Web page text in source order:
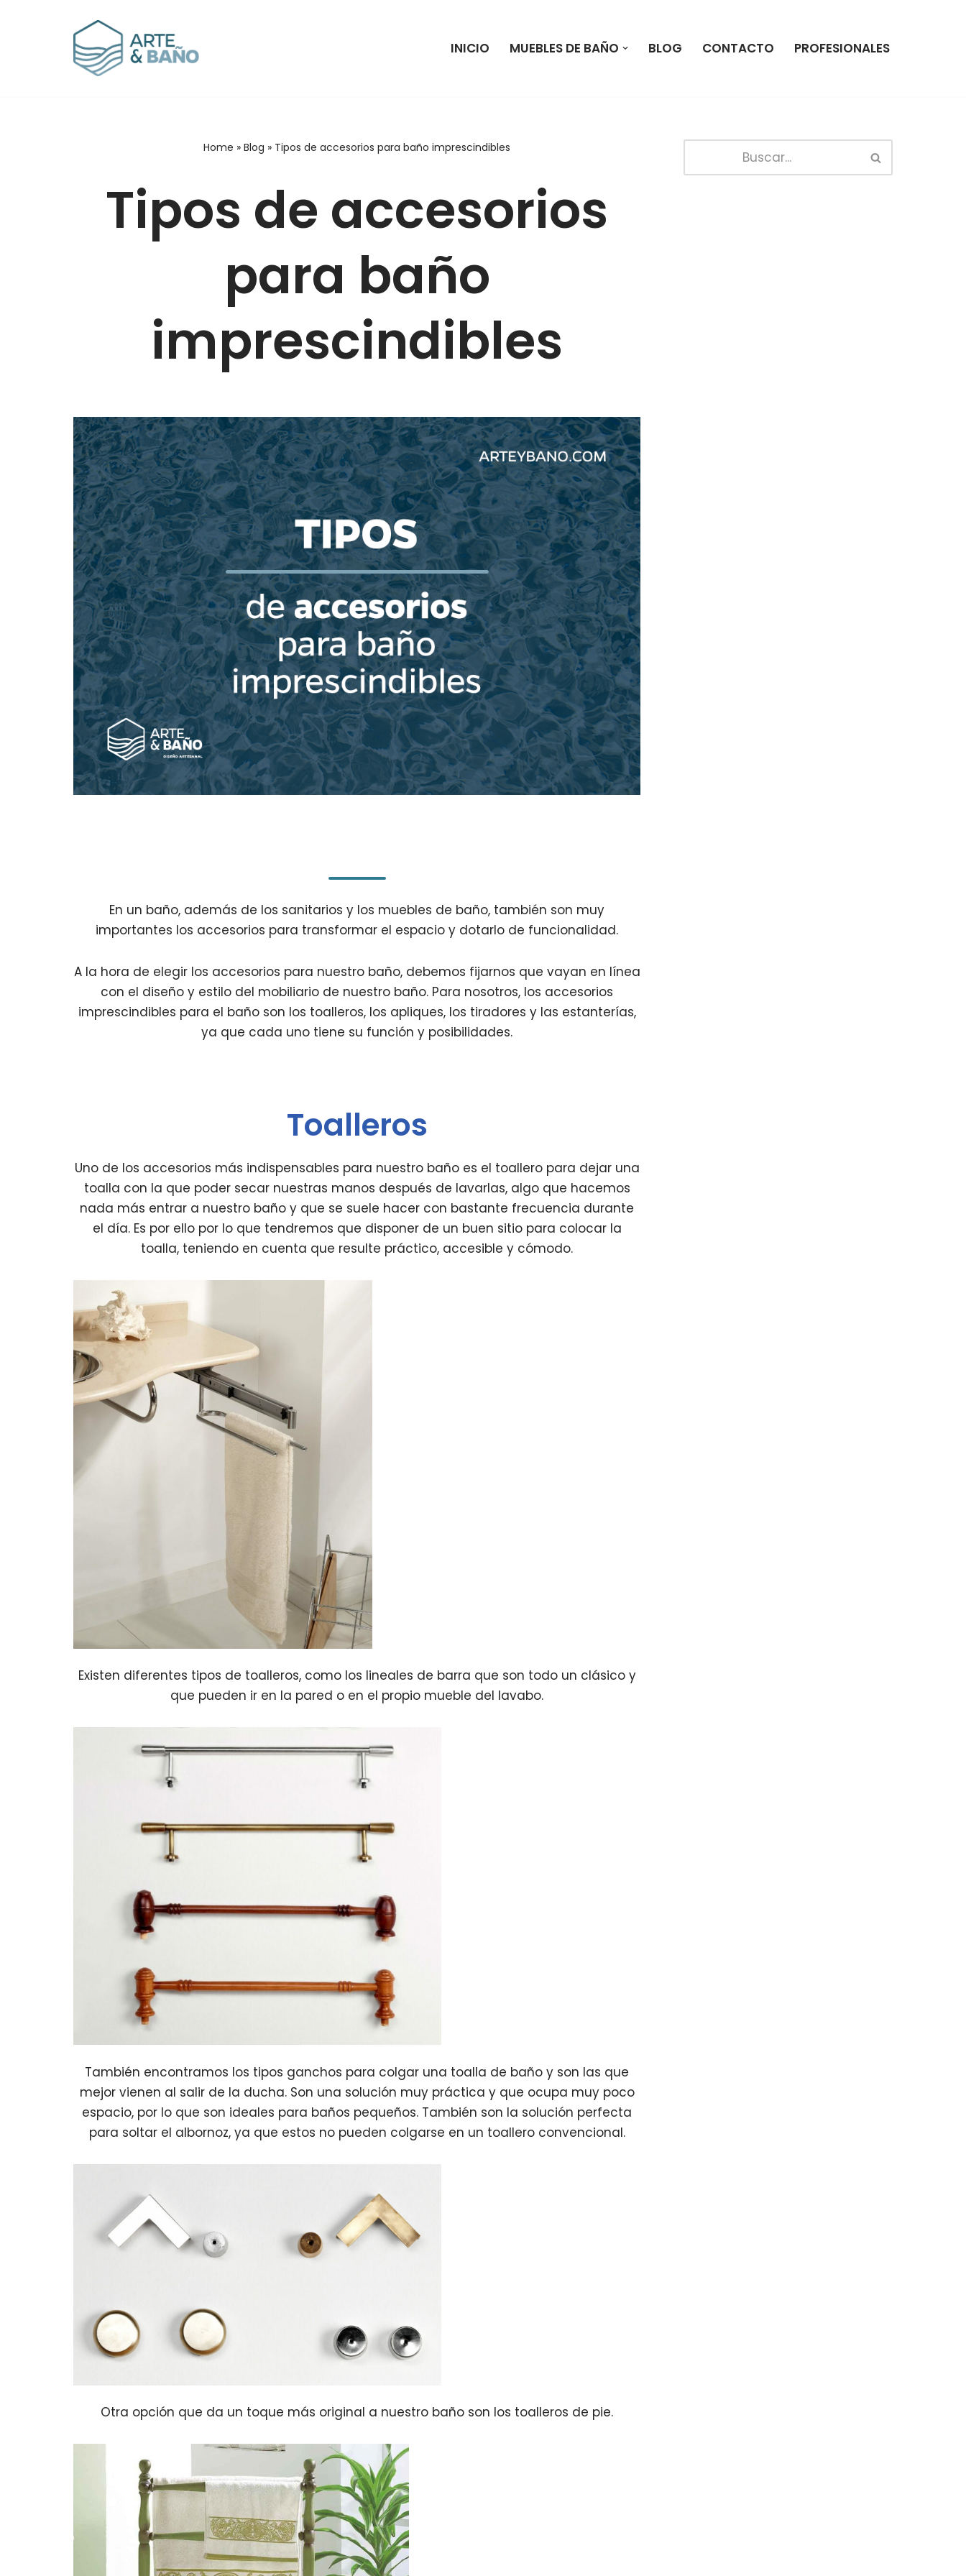
Saltar
INICIO MUEBLES DE BAÑO BLOG CONTACTO PROFESIONALES
Home » Blog » Tipos de accesorios para baño imprescindibles
Tipos de accesorios
para baño
imprescindibles
En un baño, además de los sanitarios y los muebles de baño, también son muy
importantes los accesorios para transformar el espacio y dotarlo de funcionalidad.
A la hora de elegir los accesorios para nuestro baño, debemos fijarnos que vayan en línea
con el diseño y estilo del mobiliario de nuestro baño. Para nosotros, los accesorios
imprescindibles para el baño son los toalleros, los apliques, los tiradores y las estanterías,
ya que cada uno tiene su función y posibilidades.
Toalleros
Uno de los accesorios más indispensables para nuestro baño es el toallero para dejar una
toalla con la que poder secar nuestras manos después de lavarlas, algo que hacemos
nada más entrar a nuestro baño y que se suele hacer con bastante frecuencia durante
el día. Es por ello por lo que tendremos que disponer de un buen sitio para colocar la
toalla, teniendo en cuenta que resulte práctico, accesible y cómodo.
Existen diferentes tipos de toalleros, como los lineales de barra que son todo un clásico y
que pueden ir en la pared o en el propio mueble del lavabo.
También encontramos los tipos ganchos para colgar una toalla de baño y son las que
mejor vienen al salir de la ducha. Son una solución muy práctica y que ocupa muy poco
espacio, por lo que son ideales para baños pequeños. También son la solución perfecta
para soltar el albornoz, ya que estos no pueden colgarse en un toallero convencional.
Otra opción que da un toque más original a nuestro baño son los toalleros de pie.